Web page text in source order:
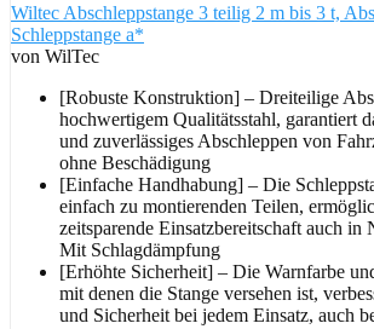
Wiltec Abschleppstange 3 teilig 2 m bis 3 t,
Schleppstange a*
von WilTec
[Robuste Konstruktion] – Dreiteilige
hochwertigem Qualitätsstahl, garantiert
und zuverlässiges Abschleppen von
ohne Beschädigung
[Einfache Handhabung] – Die
einfach zu montierenden Teilen,
zeitsparende Einsatzbereitschaft auch in
Mit Schlagdämpfung
[Erhöhte Sicherheit] – Die Warnfarbe
mit denen die Stange versehen ist,
und Sicherheit bei jedem Einsatz, auch